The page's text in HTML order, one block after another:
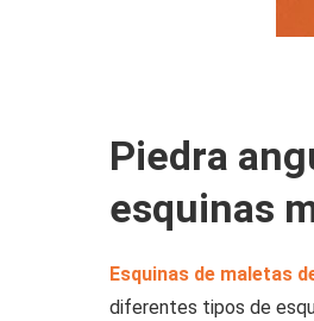
Piedra
esquinas
Esquinas de maletas
diferentes tipos de